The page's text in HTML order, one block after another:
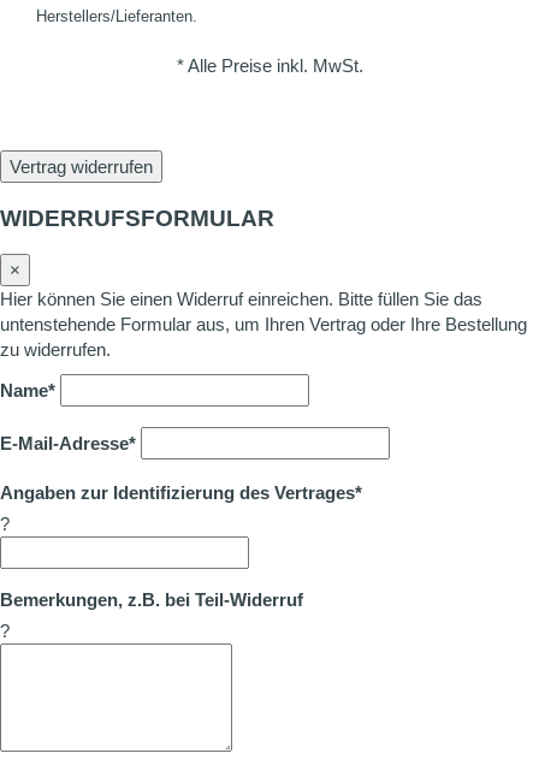
Herstellers/Lieferanten.
* Alle Preise inkl. MwSt.
Vertrag widerrufen
WIDERRUFSFORMULAR
×
Hier können Sie einen Widerruf einreichen. Bitte füllen Sie das
untenstehende Formular aus, um Ihren Vertrag oder Ihre Bestellung
zu widerrufen.
Name*
E-Mail-Adresse*
Angaben zur Identifizierung des Vertrages*
?
Bemerkungen, z.B. bei Teil-Widerruf
?